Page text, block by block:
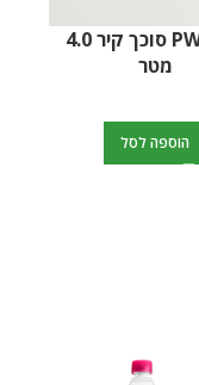
הוספה לסל